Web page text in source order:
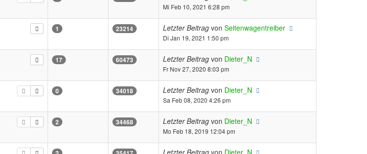
Mi Feb 10, 2021 6:28 pm
1 23214 Letzter Beitrag von Seitenwagentreiber
Di Jan 19, 2021 1:50 pm
17 60473 Letzter Beitrag von Dieter_N
Fr Nov 27, 2020 8:03 pm
0 34018 Letzter Beitrag von Dieter_N
Sa Feb 08, 2020 4:26 pm
2 34468 Letzter Beitrag von Dieter_N
Mo Feb 18, 2019 12:04 pm
Letzter Beitrag von Dieter_N